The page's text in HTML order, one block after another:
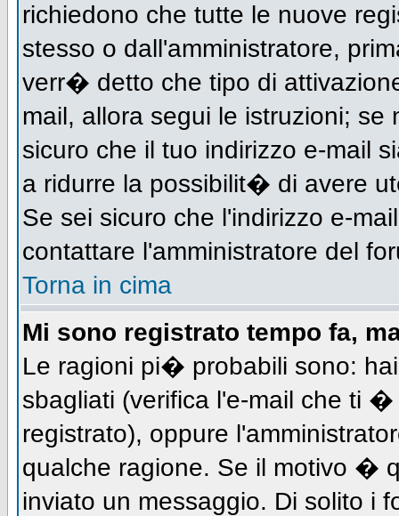
richiedono che tutte le nuove
stesso o dall'amministratore,
verr� detto che tipo di
mail, allora segui le istruzioni;
sicuro che il tuo indirizzo e-mail
a ridurre la possibilit� di avere
Se sei sicuro che l'indirizzo e-
contattare l'amministratore del
Torna in cima
Mi sono registrato tempo fa,
Le ragioni pi� probabili sono:
sbagliati (verifica l'e-mail che ti
registrato), oppure
qualche ragione. Se il motivo �
inviato un messaggio. Di solito i